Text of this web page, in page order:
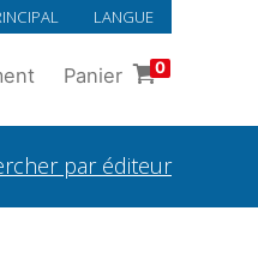
LANGUE
Panier 0
par éditeur